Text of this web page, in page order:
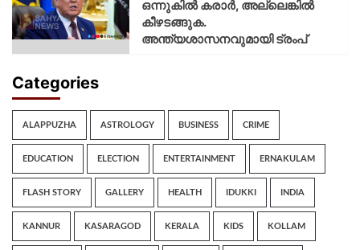
ഒന്നുകില്‍ കരാര്‍, അല്ലെങ്കില്‍
കീഴടങ്ങുക.
അന്ത്യശാസനവുമായി ട്രംപ്
Categories
ALAPPUZHA ASTROLOGY BUSINESS CRIME
EDUCATION ELECTION ENTERTAINMENT ERNAKULAM
FLASH STORY GALLERY HEALTH IDUKKI INDIA
KANNUR KASARAGOD KERALA KIDS KOLLAM